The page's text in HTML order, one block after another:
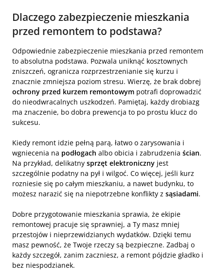
Dlaczego zabezpieczenie mieszkania
przed remontem to podstawa?
Odpowiednie zabezpieczenie mieszkania przed remontem
to absolutna podstawa. Pozwala uniknąć kosztownych
zniszczeń, ogranicza rozprzestrzenianie się kurzu i
znacznie zmniejsza poziom stresu. Wierzę, że brak dobrej
ochrony przed kurzem remontowym potrafi doprowadzić
do nieodwracalnych uszkodzeń. Pamiętaj, każdy drobiazg
ma znaczenie, bo dobra prewencja to po prostu klucz do
sukcesu.
Kiedy remont idzie pełną parą, łatwo o zarysowania i
wgniecenia na podłogach albo obicia i zabrudzenia ścian.
Na przykład, delikatny sprzęt elektroniczny jest
szczególnie podatny na pył i wilgoć. Co więcej, jeśli kurz
rozniesie się po całym mieszkaniu, a nawet budynku, to
możesz narazić się na niepotrzebne konflikty z sąsiadami.
Dobre przygotowanie mieszkania sprawia, że ekipie
remontowej pracuje się sprawniej, a Ty masz mniej
przestojów i nieprzewidzianych wydatków. Dzięki temu
masz pewność, że Twoje rzeczy są bezpieczne. Zadbaj o
każdy szczegół, zanim zaczniesz, a remont pójdzie gładko i
bez niespodzianek.